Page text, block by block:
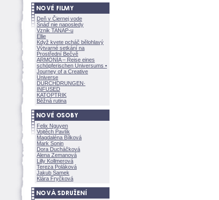
Deň v Čiernej vode
Snáď nie naposledy
Vznik TANAP-u
Ellie
Když kvete pcháč bělohlavý
Výtvarné setkání na
Prostřední Bečvě
ARMONÍA – Reise eines
schöpferischen Universums •
Journey of a Creative
Universe
DURCHDRUNGEN·
INFUSED
KATOPTRIK
Běžná rutina
Felix Nguyen
Vojtěch Pavlík
Magdaléna Bílkov
Mark Sonin
Dora Ducháčkov
Alena Zemanov
Lilly Kollmerov
Tereza Polákov
Jakub Samek
Klára Fryčkov